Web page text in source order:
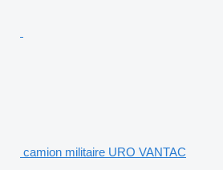
camion militaire URO VANTAC